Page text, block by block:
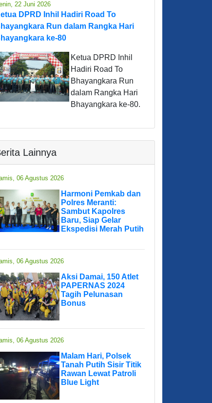
22 Juni 2026
DPRD Inhil Hadiri Road To
Run dalam Rangka Hari
ke-80
Ketua DPRD Inhil
Hadiri Road To
Bhayangkara Run
dalam Rangka Hari
Bhayangkara ke-80.
Lainnya
06 Agustus 2026
Harmoni Pemkab dan
Polres Meranti:
Sambut Kapolres
Baru, Siap Gelar
Ekspedisi Merah Putih
06 Agustus 2026
Aksi Damai, 150 Atlet
PAPERNAS 2024
Tagih Pelunasan
Bonus
06 Agustus 2026
Malam Hari, Polsek
Tanah Putih Sisir Titik
Rawan Lewat Patroli
Blue Light